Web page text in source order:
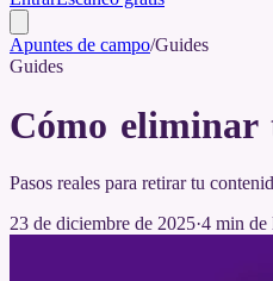
Apuntes de campo/Guides
Guides
Cómo eliminar
Pasos reales para retirar tu
23 de diciembre de 2025·4 min de